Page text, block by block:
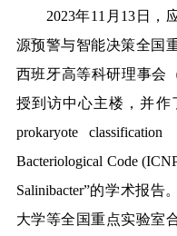
2023年11月13日，
源预警与智能决策全国
西班牙高等科研理事会
授到访中心主楼，并作
prokaryote
Bacteriological Code
Salinibacter”的学术报
大学等全国重点实验室